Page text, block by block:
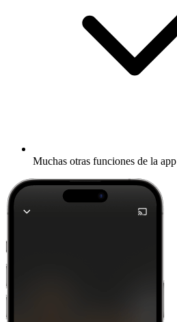
Muchas otras funciones de la app